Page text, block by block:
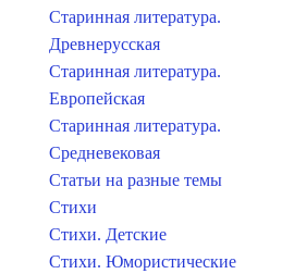
Старинная литература.
Древнерусская
Старинная литература.
Европейская
Старинная литература.
Средневековая
Статьи на разные темы
Стихи
Стихи. Детские
Стихи. Юмористические